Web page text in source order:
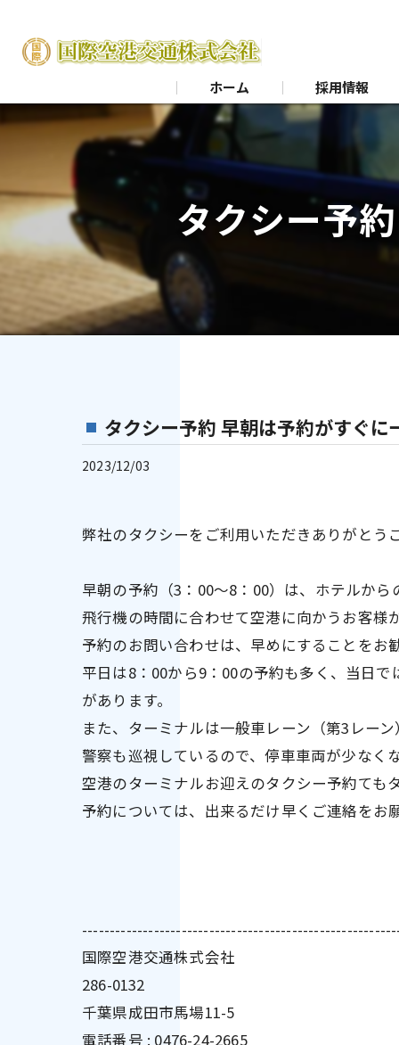
ホーム 採用情報
タクシー予
タクシー予約 早朝は予約がすぐに
2023/12/03
弊社のタクシーをご利用いただきありがとう
早朝の予約（3：00～8：00）は、ホテルから
飛行機の時間に合わせて空港に向かうお客様
予約のお問い合わせは、早めにすることをお
平日は8：00から9：00の予約も多く、当日
があります。
また、ターミナルは一般車レーン（第3レー
警察も巡視しているので、停車車両が少な
空港のターミナルお迎えのタクシー予約ても
予約については、出来るだけ早くご連絡をお
国際空港交通株式会社
286-0132
千葉県成田市馬場11-5
電話番号 : 0476-24-2665